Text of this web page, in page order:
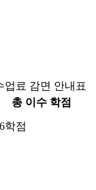
업료 감면 안내표
총 이수 학점
학점